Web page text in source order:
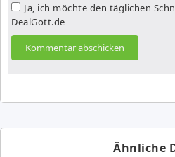
Ja, ich möchte den täglichen
DealGott.de
Ähnliche